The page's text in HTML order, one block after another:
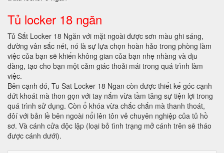
Tủ locker 18 ngăn
Tủ Sắt Locker 18 Ngăn với mặt ngoài được sơn màu ghi sáng,
đường vân sắc nét, nó là sự lựa chọn hoàn hảo trong phòng làm
việc của bạn sẽ khiến không gian của bạn nhẹ nhàng và dịu
dàng, tạo cho bạn một cảm giác thoải mái trong quá trình làm
việc.
Bên cạnh đó, Tu Sat Locker 18 Ngan còn được thiết kế góc cạnh
dứt khoát mà thon gọn với tay nắm vừa tầm tăng sự tiện lợi trong
quá trình sử dụng. Còn ổ khóa vừa chắc chắn mà thanh thoát,
đôí với bản lề bên ngoài nổi lên tôn vẻ chuyên nghiệp của tủ hồ
sơ. Và cánh cửa độc lập (loại bỏ tình trạng mở cánh trên sẽ tháo
được cánh dưới).